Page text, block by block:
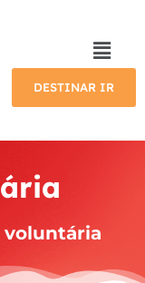
DESTINAR IR
voluntária